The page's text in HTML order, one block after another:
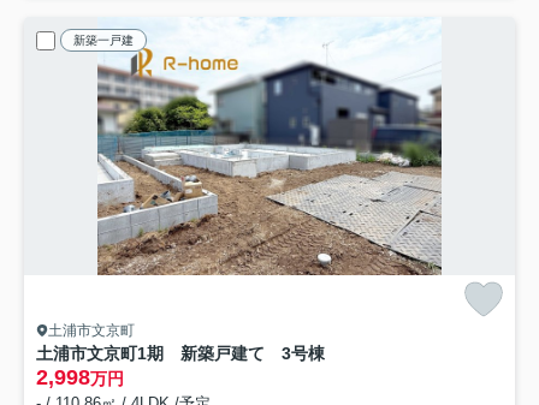
新築一戸建
土浦市文京町
土浦市文京町1期 新築戸建て 3号棟
2,998万円